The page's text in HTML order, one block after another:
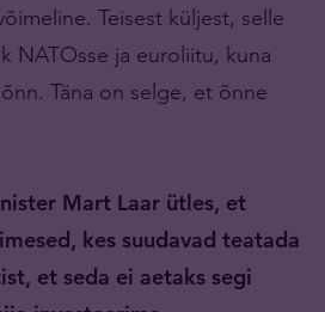
Teisest küljest, selle
NATOsse ja euroliitu, kuna
Täna on selge, et õnne
Mart Laar ütles, et
kes suudavad teatada
et seda ei aetaks segi